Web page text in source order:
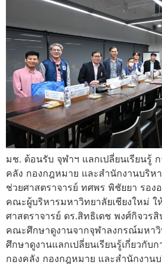
มช. ต้อนรับ จุฬาฯ แลกเปลี่ยนเรียนรู้
คลัง กองกฎหมาย และสำนักงานบริห
ช่วยศาสตราจารย์ ทศพร พิชัยยา รอง
คณะผู้บริหารมหาวิทยาลัยเชียงใหม่ ใ
ศาสตราจารย์ ดร.สิทธิเดช พงศ์กิจวร
คณะศึกษาดูงานจากจุฬาลงกรณ์มหา
ศึกษาดูงานแลกเปลี่ยนเรียนรู้เกี่ยวกับ
กองคลัง กองกฎหมาย และสำนักงาน